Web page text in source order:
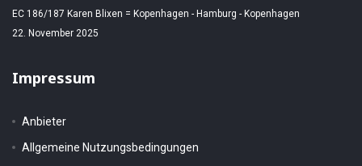
EC 186/187 Karen Blixen = Kopenhagen - Hamburg - Kopenhagen
22. November 2025
Impressum
Anbieter
Allgemeine Nutzungsbedingungen